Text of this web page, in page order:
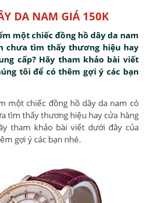
DA NAM GIÁ 150K
một chiếc đồng hồ dây da nam
chưa tìm thấy thương hiệu hay
cấp? Hãy tham khảo bài viết
tôi để có thêm gợi ý các bạn
một chiếc đồng hồ dây da nam có
tìm thấy thương hiệu hay cửa hàng
tham khảo bài viết dưới đây của
gợi ý các bạn nhé.